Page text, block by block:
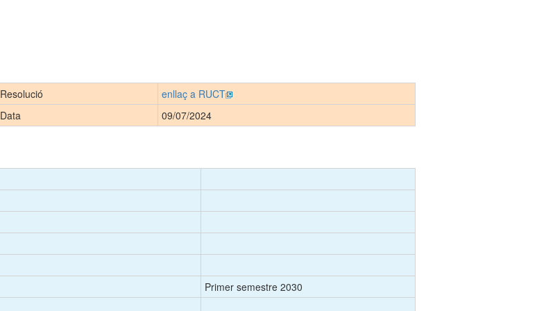
Resolució
enllaç a RUCT
Data
09/07/2024
Primer semestre 2030